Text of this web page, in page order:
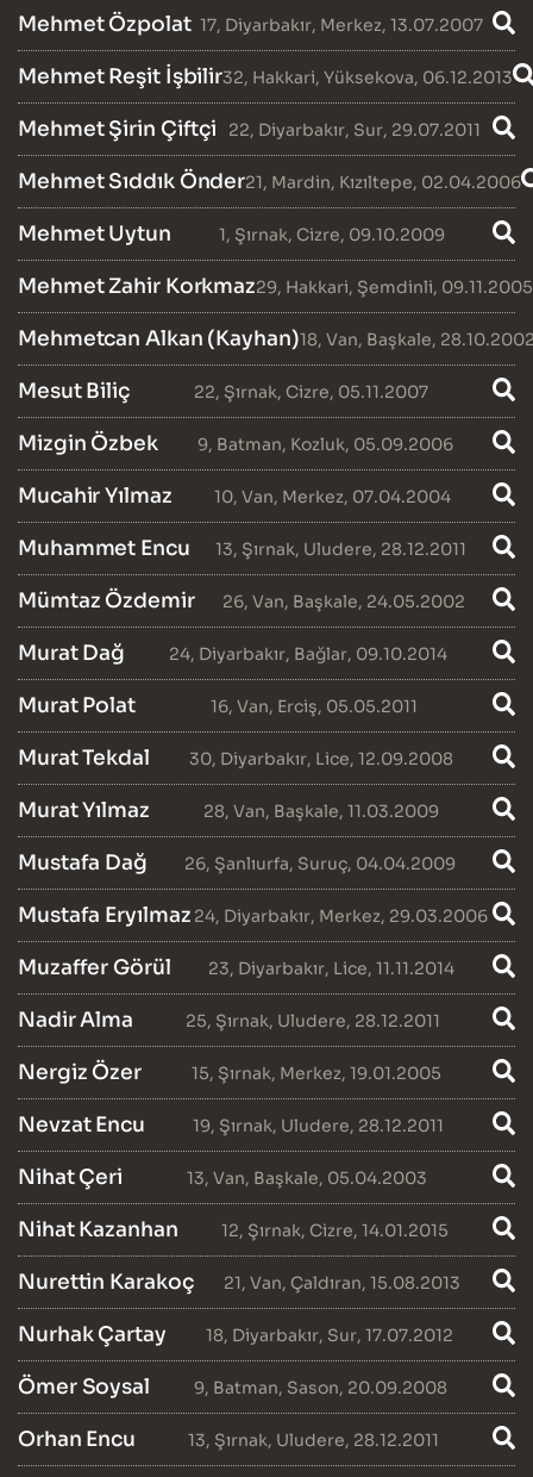
Mehmet Özpolat 17, Diyarbakır, Merkez, 13.07.2007
Mehmet Reşit İşbilir32, Hakkari, Yüksekova, 06.12.2013
Mehmet Şirin Çiftçi 22, Diyarbakır, Sur, 29.07.2011
Mehmet Sıddık Önder21, Mardin, Kızıltepe, 02.04.2006
Mehmet Uytun 1, Şırnak, Cizre, 09.10.2009
Mehmet Zahir Korkmaz29, Hakkari, Şemdinli, 09.11.2005
Mehmetcan Alkan (Kayhan)18, Van, Başkale,
Mesut Biliç 22, Şırnak, Cizre, 05.11.2007
Mizgin Özbek 9, Batman, Kozluk, 05.09.2006
Mucahir Yılmaz 10, Van, Merkez, 07.04.2004
Muhammet Encu 13, Şırnak, Uludere, 28.12.2011
Mümtaz Özdemir 26, Van, Başkale, 24.05.2002
Murat Dağ 24, Diyarbakır, Bağlar, 09.10.2014
Murat Polat 16, Van, Erciş, 05.05.2011
Murat Tekdal 30, Diyarbakır, Lice, 12.09.2008
Murat Yılmaz 28, Van, Başkale, 11.03.2009
Mustafa Dağ 26, Şanlıurfa, Suruç, 04.04.2009
Mustafa Eryılmaz 24, Diyarbakır, Merkez, 29.03.2006
Muzaffer Görül 23, Diyarbakır, Lice, 11.11.2014
Nadir Alma 25, Şırnak, Uludere, 28.12.2011
Nergiz Özer 15, Şırnak, Merkez, 19.01.2005
Nevzat Encu 19, Şırnak, Uludere, 28.12.2011
Nihat Çeri 13,Van, Başkale, 05.04.2003
Nihat Kazanhan 12, Şırnak, Cizre, 14.01.2015
Nurettin Karakoç 21,Van, Çaldıran, 15.08.2013
Nurhak Çartay 18, Diyarbakır, Sur, 17.07.2012
Ömer Soysal 9, Batman, Sason, 20.09.2008
Orhan Encu 13, Şırnak, Uludere, 28.12.2011